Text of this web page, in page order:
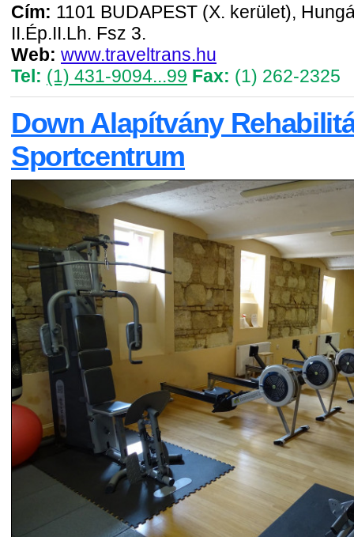
Cím: 1101 BUDAPEST (X. kerület),
II.Ép.II.Lh. Fsz 3.
Web: www.traveltrans.hu
Tel: (1) 431-9094...99 Fax: (1) 262-2325
Down Alapítvány
Sportcentrum